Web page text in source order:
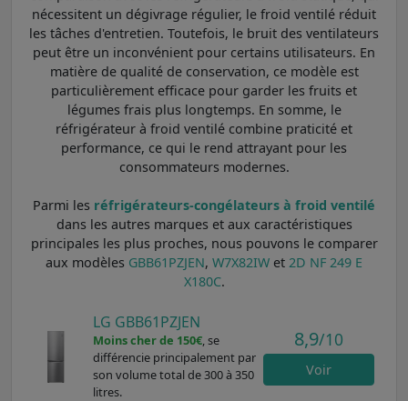
nécessitent un dégivrage régulier, le froid ventilé réduit
les tâches d'entretien. Toutefois, le bruit des ventilateurs
peut être un inconvénient pour certains utilisateurs. En
matière de qualité de conservation, ce modèle est
particulièrement efficace pour garder les fruits et
légumes frais plus longtemps. En somme, le
réfrigérateur à froid ventilé combine praticité et
performance, ce qui le rend attrayant pour les
consommateurs modernes.
Parmi les réfrigérateurs-congélateurs à froid ventilé
dans les autres marques et aux caractéristiques
principales les plus proches, nous pouvons le comparer
aux modèles GBB61PZJEN, W7X82IW et 2D NF 249 E
X180C.
LG GBB61PZJEN
Moins cher de 150€, se
différencie principalement par
son volume total de 300 à 350
litres.
8,9/10
Voir